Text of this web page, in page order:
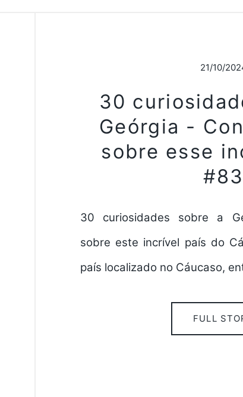
21/10/
30
Geórgia -
sobre esse
#83
30 curiosidades sobre a
sobre este incrível país do
país localizado no Cáucaso,
FULL